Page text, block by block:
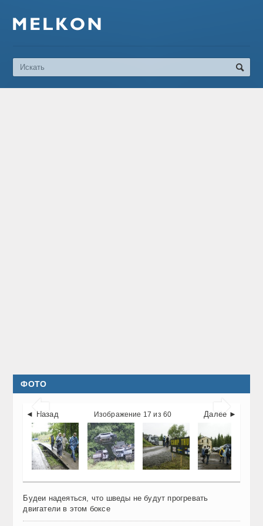
ФОТО
 
◄ Назад Далее ►
Изображение 17 из 60
Будеи надеяться, что шведы не будут прогревать
двигатели в этом боксе